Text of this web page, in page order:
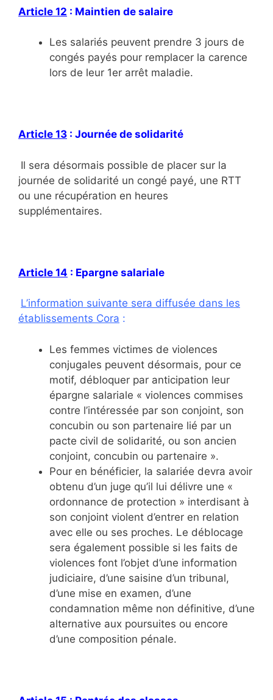
Article 12 : Maintien de salaire
Les salariés peuvent prendre 3 jours de
congés payés pour remplacer la carence
lors de leur 1er arrêt maladie.
Article 13 : Journée de solidarité
Il sera désormais possible de placer sur la
journée de solidarité un congé payé, une RTT
ou une récupération en heures
supplémentaires.
Article 14 : Epargne salariale
L’information suivante sera diffusée dans les
établissements Cora :
Les femmes victimes de violences
conjugales peuvent désormais, pour ce
motif, débloquer par anticipation leur
épargne salariale « violences commises
contre l’intéressée par son conjoint, son
concubin ou son partenaire lié par un
pacte civil de solidarité, ou son ancien
conjoint, concubin ou partenaire ».
Pour en bénéficier, la salariée devra avoir
obtenu d’un juge qu’il lui délivre une «
ordonnance de protection » interdisant à
son conjoint violent d’entrer en relation
avec elle ou ses proches. Le déblocage
sera également possible si les faits de
violences font l’objet d’une information
judiciaire, d’une saisine d’un tribunal,
d’une mise en examen, d’une
condamnation même non définitive, d’une
alternative aux poursuites ou encore
d’une composition pénale.